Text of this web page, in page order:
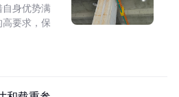
自身优势满
要求，保